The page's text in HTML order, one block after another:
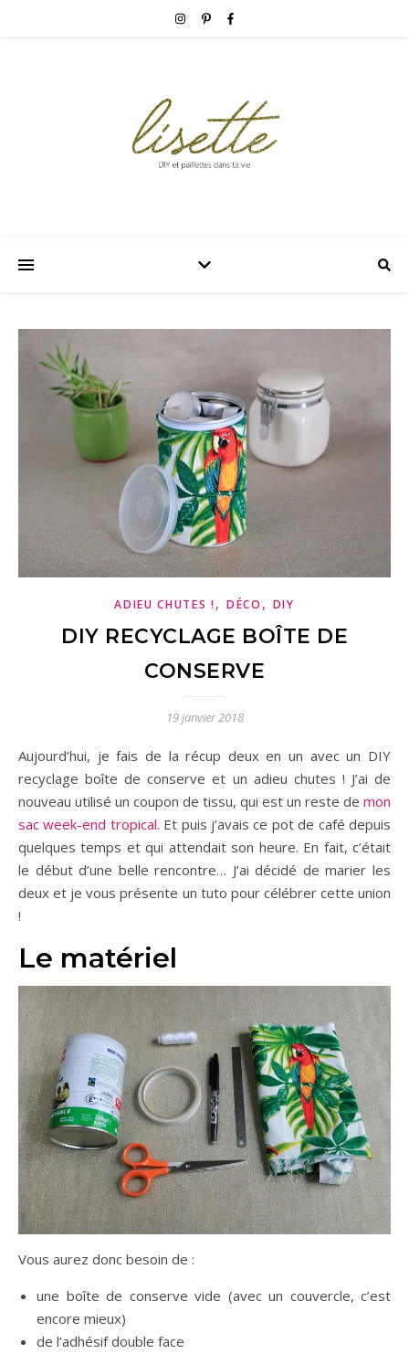
ADIEU CHUTES !, DÉCO , DIY
DIY RECYCLAGE BOÎTE DE
CONSERVE
19 janvier 2018
Aujourd’hui, je fais de la récup deux en un avec un DIY
recyclage boîte de conserve et un adieu chutes ! J’ai de
nouveau utilisé un coupon de tissu, qui est un reste de mon
sac week-end tropical. Et puis j’avais ce pot de café depuis
quelques temps et qui attendait son heure. En fait, c’était
le début d’une belle rencontre… J’ai décidé de marier les
deux et je vous présente un tuto pour célébrer cette union
!
Le matériel
Vous aurez donc besoin de :
une boîte de conserve vide (avec un couvercle, c’est
encore mieux)
de l’adhésif double face